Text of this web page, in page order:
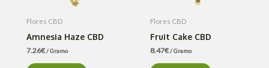
Flores CBD
Amnesia Haze CBD
7.26€/ Gramo
Flores CBD
Fruit Cake CBD
8.47€/ Gramo